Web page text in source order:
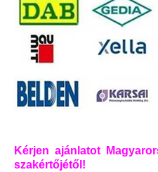
Kérjen ajánlatot
szakértőjétől!